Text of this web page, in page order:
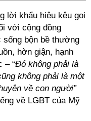
lời khẩu hiệu kêu gọi
với cộng đồng
sống bộn bề thường
hờn giận, hạnh
– “Đó không phải là
không phải là một
về con người”
về LGBT của Mỹ